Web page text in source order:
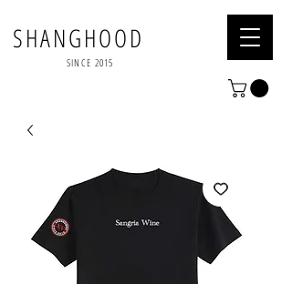
SHANGHOOD
SINCE 2015